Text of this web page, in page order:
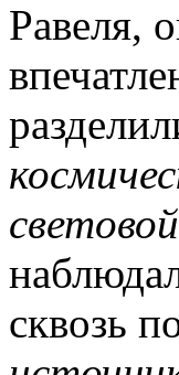
Равеля,
световой
сквозь